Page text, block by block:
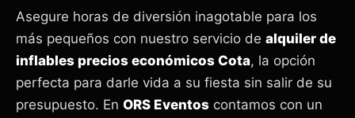
Asegure horas de diversión inagotable para los
más pequeños con nuestro servicio de alquiler de
inflables precios económicos Cota, la opción
perfecta para darle vida a su fiesta sin salir de su
presupuesto. En ORS Eventos contamos con un